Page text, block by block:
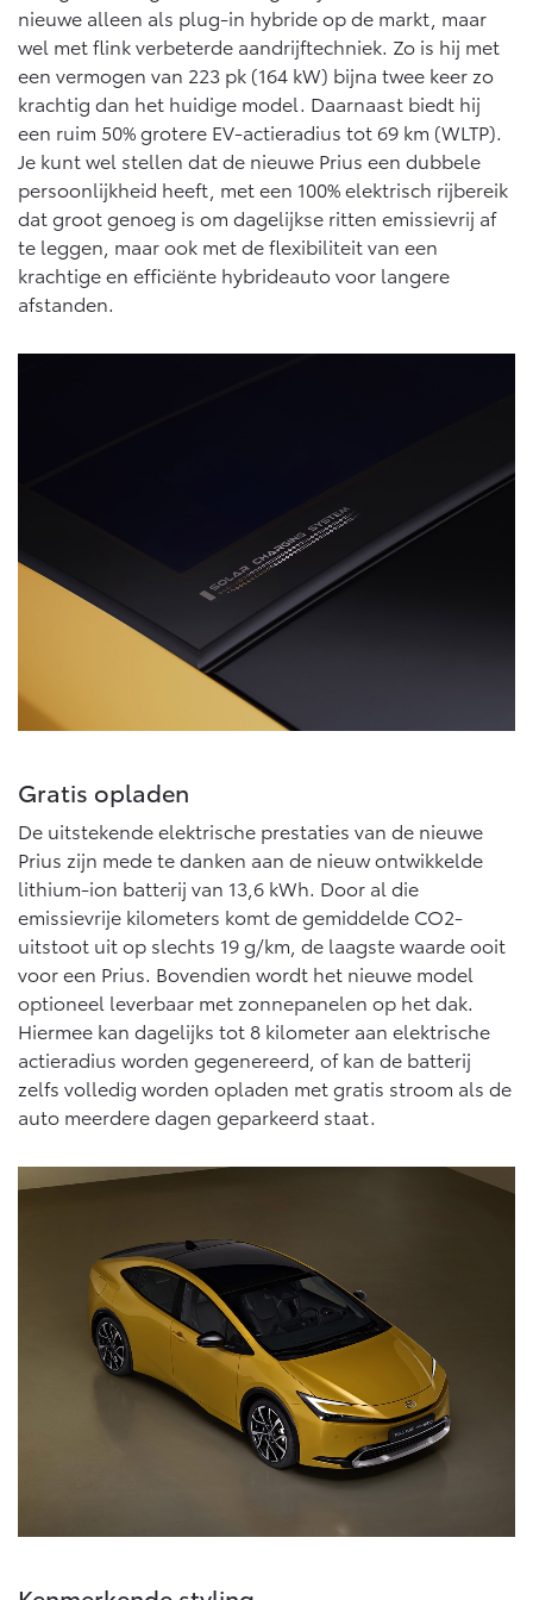
Proace (excl. BTW)
OOK ALS BATTERIJ-
ELEKTRISCH
Vanaf € 37.500,-
Proace Verso
BATTERIJ-ELEKTRISCH
Vanaf € 55.950,-
Vanaf € 56.570,-
Land Cruiser (excl. BTW)
Vanaf € 89.986,-
nieuwe alleen als plug-in hybride op de markt, maar
wel met flink verbeterde aandrijftechniek. Zo is hij met
een vermogen van 223 pk (164 kW) bijna twee keer zo
krachtig dan het huidige model. Daarnaast biedt hij
een ruim 50% grotere EV-actieradius tot 69 km (WLTP).
Je kunt wel stellen dat de nieuwe Prius een dubbele
persoonlijkheid heeft, met een 100% elektrisch rijbereik
dat groot genoeg is om dagelijkse ritten emissievrij af
te leggen, maar ook met de flexibiliteit van een
krachtige en efficiënte hybrideauto voor langere
afstanden.
Gratis opladen
De uitstekende elektrische prestaties van de nieuwe
Prius zijn mede te danken aan de nieuw ontwikkelde
lithium-ion batterij van 13,6 kWh. Door al die
emissievrije kilometers komt de gemiddelde CO2-
uitstoot uit op slechts 19 g/km, de laagste waarde ooit
voor een Prius. Bovendien wordt het nieuwe model
optioneel leverbaar met zonnepanelen op het dak.
Hiermee kan dagelijks tot 8 kilometer aan elektrische
actieradius worden gegenereerd, of kan de batterij
zelfs volledig worden opladen met gratis stroom als de
auto meerdere dagen geparkeerd staat.